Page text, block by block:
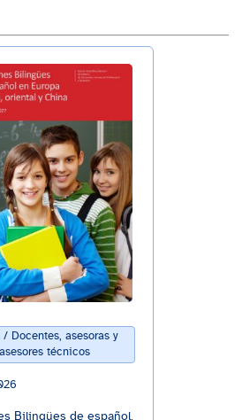
/ Docentes, asesoras y
asesores técnicos
Bilingües de español.